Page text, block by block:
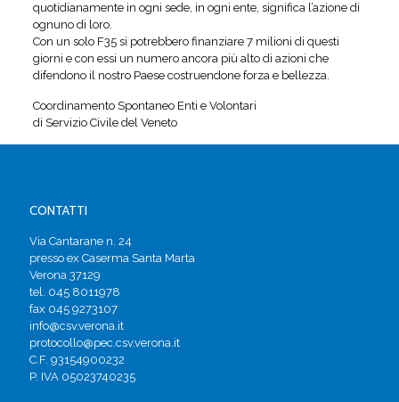
quotidianamente in ogni sede, in ogni ente, significa l’azione di
ognuno di loro.
Con un solo F35 si potrebbero finanziare 7 milioni di questi
giorni e con essi un numero ancora più alto di azioni che
difendono il nostro Paese costruendone forza e bellezza.
Coordinamento Spontaneo Enti e Volontari
di Servizio Civile del Veneto
CONTATTI
Via Cantarane n. 24
presso ex Caserma Santa Marta
Verona 37129
tel. 045 8011978
fax 045 9273107
info@csv.verona.it
protocollo@pec.csv.verona.it
C.F. 93154900232
P. IVA 05023740235